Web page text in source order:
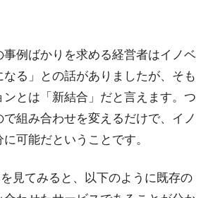
事例ばかりを求める経営者はイノベ
る」との話がありましたが、そも
とは「新結合」だと言えます。つ
で組み合わせを変えるだけで、イノ
可能だということです。
見てみると、以下のように既存の